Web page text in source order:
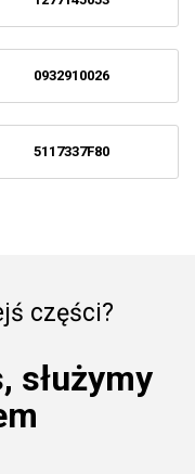
0932910026
5117337F80
części?
służymy